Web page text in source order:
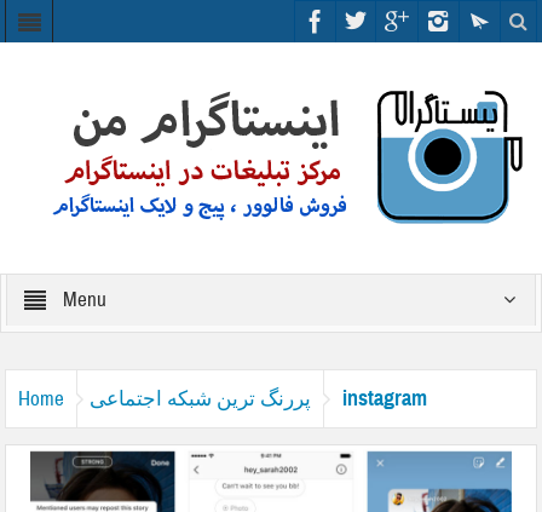
Menu
Home پررنگ ترین شبکه اجتماعی instagram